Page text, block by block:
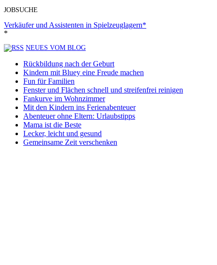
JOBSUCHE
Verkäufer und Assistenten in Spielzeuglagern*
*
NEUES VOM BLOG
Rückbildung nach der Geburt
Kindern mit Bluey eine Freude machen
Fun für Familien
Fenster und Flächen schnell und streifenfrei reinigen
Fankurve im Wohnzimmer
Mit den Kindern ins Ferienabenteuer
Abenteuer ohne Eltern: Urlaubstipps
Mama ist die Beste
Lecker, leicht und gesund
Gemeinsame Zeit verschenken